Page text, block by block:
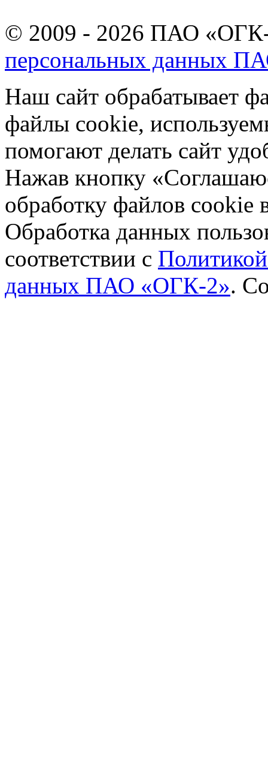
© 2009 - 2026 ПАО
персональных данных
Наш сайт обрабатывает
файлы cookie,
помогают делать сайт
Нажав кнопку
обработку файлов cookie
Обработка данных
соответствии с
данных ПАО «ОГК-2».